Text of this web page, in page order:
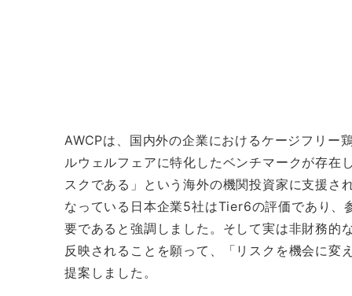
AWCPは、国内外の企業におけるケージフリー
ルウェルフェアに特化したベンチマークが存在
スクである」という海外の機関投資家に支援さ
なっている日本企業5社はTier6の評価であり、
要であると強調しました。そして実は非財務的
反映されることを願って、「リスクを機会に変
提案しました。